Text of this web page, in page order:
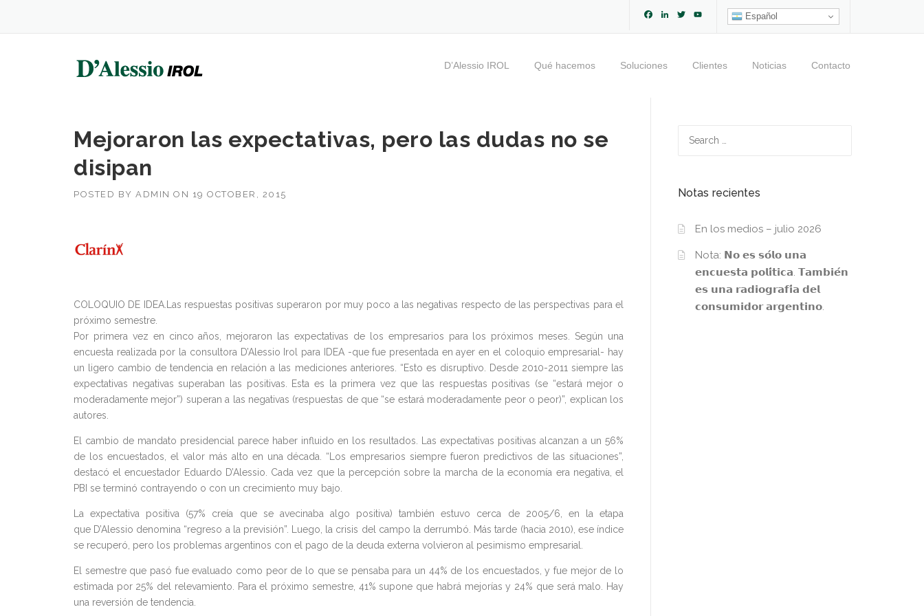
Español
Facebook
LinkedIn
TwitterYouTube
Channel
D’Alessio IROL Qué hacemos Soluciones Clientes Noticias Contacto
Mejoraron las expectativas, pero las dudas no se
disipan
POSTED BY ADMIN ON 19 OCTOBER, 2015
COLOQUIO DE IDEA.Las respuestas positivas superaron por muy poco a las negativas respecto de las perspectivas para el
próximo semestre.
Por primera vez en cinco años, mejoraron las expectativas de los empresarios para los próximos meses. Según una
encuesta realizada por la consultora D’Alessio Irol para IDEA -que fue presentada en ayer en el coloquio empresarial- hay
un ligero cambio de tendencia en relación a las mediciones anteriores. “Esto es disruptivo. Desde 2010-2011 siempre las
expectativas negativas superaban las positivas. Esta es la primera vez que las respuestas positivas (se “estará mejor o
moderadamente mejor”) superan a las negativas (respuestas de que “se estará moderadamente peor o peor)”, explican los
autores.
El cambio de mandato presidencial parece haber influido en los resultados. Las expectativas positivas alcanzan a un 56%
de los encuestados, el valor más alto en una década. “Los empresarios siempre fueron predictivos de las situaciones”,
destacó el encuestador Eduardo D’Alessio. Cada vez que la percepción sobre la marcha de la economía era negativa, el
PBI se terminó contrayendo o con un crecimiento muy bajo.
La expectativa positiva (57% creía que se avecinaba algo positiva) también estuvo cerca de 2005/6, en la etapa
que D’Alessio denomina “regreso a la previsión”. Luego, la crisis del campo la derrumbó. Más tarde (hacia 2010), ese índice
se recuperó, pero los problemas argentinos con el pago de la deuda externa volvieron al pesimismo empresarial.
El semestre que pasó fue evaluado como peor de lo que se pensaba para un 44% de los encuestados, y fue mejor de lo
estimada por 25% del relevamiento. Para el próximo semestre, 41% supone que habrá mejorías y 24% que será malo. Hay
una reversión de tendencia.
Notas recientes
En los medios – julio 2026
Nota: 𝗡𝗼 𝗲𝘀 𝘀𝗼́𝗹𝗼 𝘂𝗻𝗮
𝗲𝗻𝗰𝘂𝗲𝘀𝘁𝗮 𝗽𝗼𝗹𝗶́𝘁𝗶𝗰𝗮. 𝗧𝗮𝗺𝗯𝗶𝗲́𝗻
𝗲𝘀 𝘂𝗻𝗮 𝗿𝗮𝗱𝗶𝗼𝗴𝗿𝗮𝗳𝗶́𝗮 𝗱𝗲𝗹
𝗰𝗼𝗻𝘀𝘂𝗺𝗶𝗱𝗼𝗿 𝗮𝗿𝗴𝗲𝗻𝘁𝗶𝗻𝗼.